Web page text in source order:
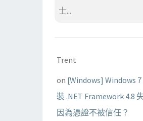
士...
Trent
on [Windows] Windows
裝 .NET Framework 4.8
因為憑證不被信任？